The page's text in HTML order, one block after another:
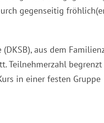
gegenseitig
aus dem
Teilnehmerzahl begrenzt
in einer festen Gruppe